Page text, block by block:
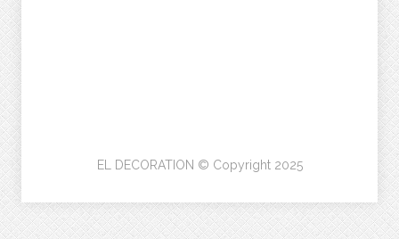
EL DECORATION © Copyright 2025